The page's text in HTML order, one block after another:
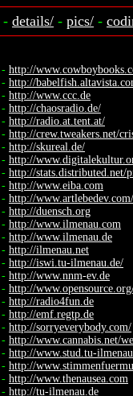
- details/ - pics/ -
- http://
- http://
- http://www.ccc.de
- http://chaosradio.de/
- http://radio.at.tent.at/
- http://crew.tweakers.net/
- http://skureal.de/
- http://
- http://stats.distributed.net/
- http://www.eiba.com
- http://
- http://duensch.org
- http://www.ilmenau.com
- http://www.ilmenau.de
- http://ilmenau.net
- http://iswi.tu-ilmenau.de/
- http://www.nnm-ev.de
- http://
- http://radio4fun.de
- http://emf.regtp.de
- http://sorryeverybody.com/
- http://www.cannabis.net/
- http://www.stud.tu-
- http://
- http://www.thenausea.com
- http://tu-ilmenau.de